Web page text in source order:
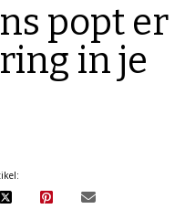
popt er
in je